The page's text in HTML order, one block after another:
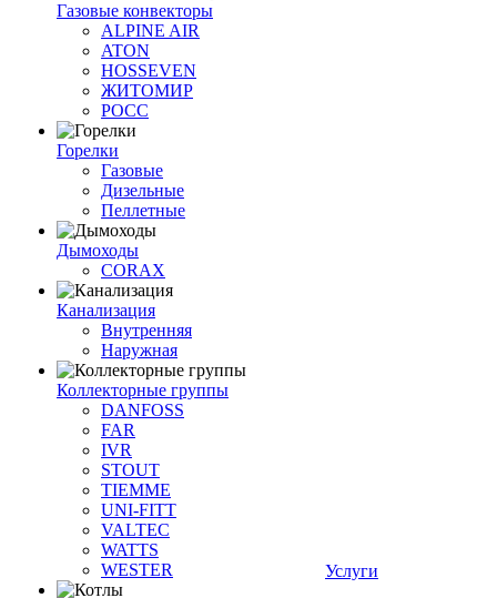
Газовые конвекторы
ALPINE AIR
ATON
HOSSEVEN
ЖИТОМИР
РОСС
Горелки
Газовые
Дизельные
Пеллетные
Дымоходы
CORAX
Канализация
Внутренняя
Наружная
Коллекторные группы
DANFOSS
FAR
IVR
STOUT
TIEMME
UNI-FITT
VALTEC
WATTS
WESTER
Услуги